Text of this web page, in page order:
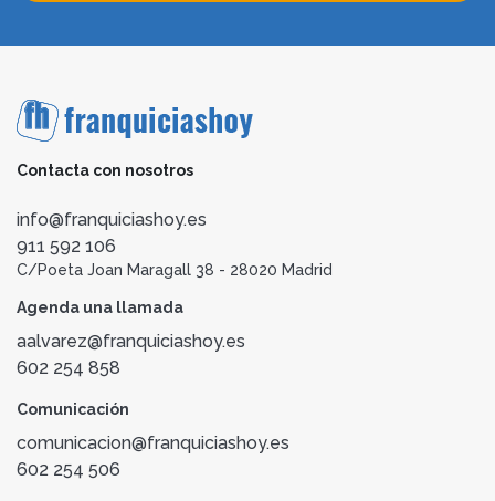
Contacta con nosotros
info@franquiciashoy.es
911 592 106
C/Poeta Joan Maragall 38 - 28020 Madrid
Agenda una llamada
aalvarez@franquiciashoy.es
602 254 858
Comunicación
comunicacion@franquiciashoy.es
602 254 506